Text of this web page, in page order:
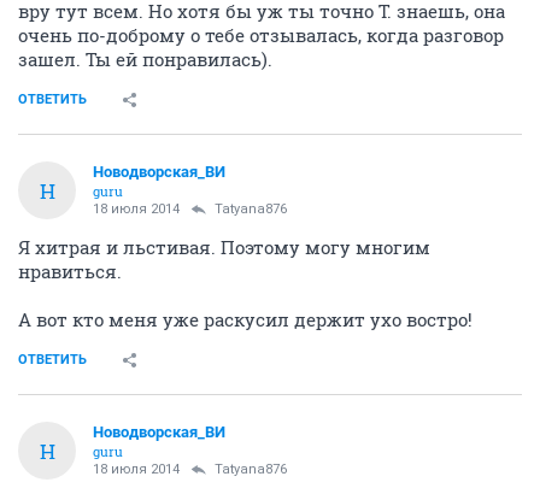
вру тут всем. Но хотя бы уж ты точно Т. знаешь, она
очень по-доброму о тебе отзывалась, когда разговор
зашел. Ты ей понравилась).
ОТВЕТИТЬ
Н
Новодворcкая_ВИ
guru
18 июля 2014 Tatyana876
Я хитрая и льстивая. Поэтому могу многим
нравиться.
А вот кто меня уже раскусил держит ухо востро!
ОТВЕТИТЬ
Н
Новодворcкая_ВИ
guru
18 июля 2014 Tatyana876